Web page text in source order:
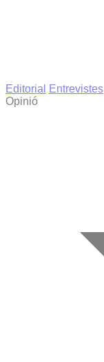
Editorial
Entrevistes
Opinió